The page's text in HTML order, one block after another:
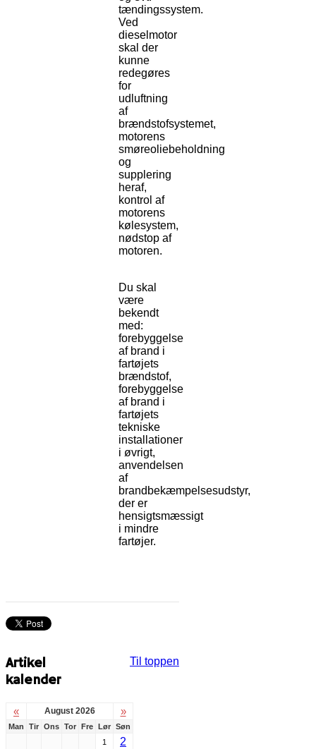
tændingssystem.
Ved
dieselmotor
skal der
kunne
redegøres
for
udluftning
af
brændstofsystemet,
motorens
smøreoliebeholdning
og
supplering
heraf,
kontrol af
motorens
kølesystem,
nødstop af
motoren.
Du skal
være
bekendt
med:
forebyggelse
af brand i
fartøjets
brændstof,
forebyggelse
af brand i
fartøjets
tekniske
installationer
i øvrigt,
anvendelsen
af
brandbekæmpelsesudstyr,
der er
hensigtsmæssigt
i mindre
fartøjer.
Til toppen
Artikel
kalender
« August 2026 »
Man Tir Ons Tor Fre Lør Søn
1
2